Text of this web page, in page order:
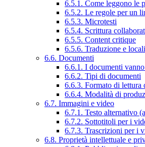
6.5.1. Come leggono le
6.5.2. Le regole per un
6.5.3. Microtesti
6.5.4. Scrittura
6.5.5. Content critique
6.5.6. Traduzione e
6.6. Documenti
6.6.1. I documenti
6.6.2. Tipi di documenti
6.6.3. Formato di lettura
6.6.4. Modalità di
6.7. Immagini e video
6.7.1. Testo alternativo
6.7.2. Sottotitoli per i
6.7.3. Trascrizioni per i
6.8. Proprietà intellettuale e